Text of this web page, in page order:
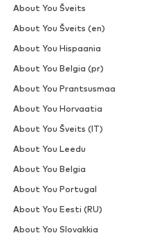
About You Šveits
About You Šveits (en)
About You Hispaania
About You Belgia (pr)
About You Prantsusmaa
About You Horvaatia
About You Šveits (IT)
About You Leedu
About You Belgia
About You Portugal
About You Eesti (RU)
About You Slovakkia